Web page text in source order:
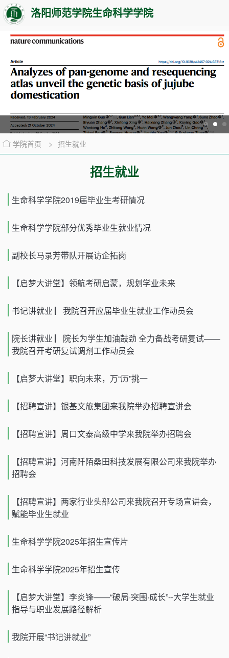
洛阳师范学院生命科学学院
学院首页 > 招生就业
招生就业
生命科学学院2019届毕业生考研情况
生命科学学院部分优秀毕业生就业情况
副校长马录芳带队开展访企拓岗
【启梦大讲堂】领航考研启蒙，规划学业未来
书记讲就业 ▏我院召开应届毕业生就业工作动员会
院长讲就业 ▏院长为学生加油鼓劲 全力备战考研复试——
我院召开考研复试调剂工作动员会
【启梦大讲堂】职向未来，万“历”挑一
【招聘宣讲】银基文旅集团来我院举办招聘宣讲会
【招聘宣讲】周口文泰高级中学来我院举办招聘会
【招聘宣讲】河南阡陌桑田科技发展有限公司来我院举办
招聘会
【招聘宣讲】两家行业头部公司来我院召开专场宣讲会，
赋能毕业生就业
生命科学学院2025年招生宣传片
生命科学学院2025年招生宣传
【启梦大讲堂】李炎锋——“破局·突围·成长”--大学生就业
指导与职业发展路径解析
我院开展“书记讲就业”